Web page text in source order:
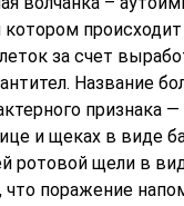
котором
за счет
Название
признака
и щеках в виде
ротовой щели в
что поражение